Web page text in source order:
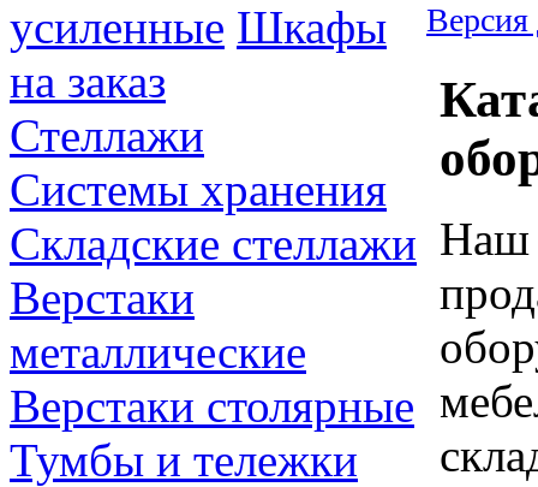
усиленные Шкафы
на заказ
Стеллажи
Системы хранения
Складские стеллажи
Верстаки
металлические
Верстаки столярные
Тумбы и тележки
Версия
Наш